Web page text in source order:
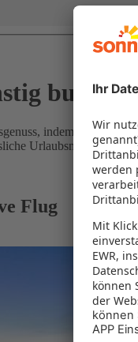
buchen
indem Flug und
Urlaubsmomente
Flug